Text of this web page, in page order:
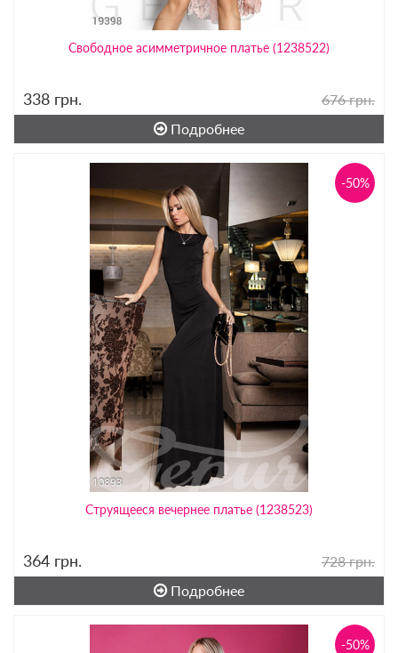
Свободное асимметричное платье (1238522)
338 грн.
676 грн.
Подробнее
Струящееся вечернее платье (1238523)
-50%
364 грн.
728 грн.
Подробнее
-50%